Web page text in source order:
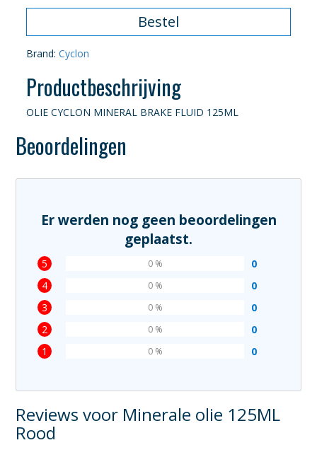
Bestel
Brand:Cyclon
Productbeschrijving
OLIE CYCLON MINERAL BRAKE FLUID 125ML
Beoordelingen
Er werden nog geen beoordelingen
geplaatst.
5 0
0 %
4 0
0 %
3 0
0 %
2 0
0 %
1 0
0 %
Reviews voor Minerale olie 125ML
Rood